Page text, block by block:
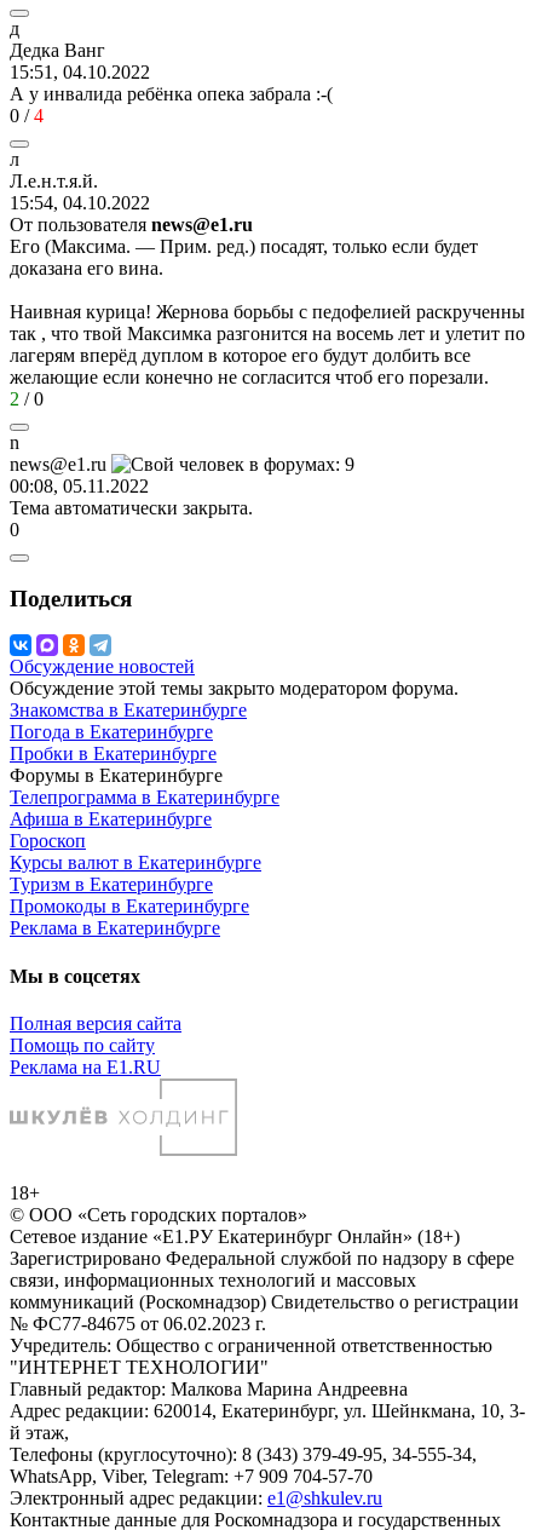
д
Дедка Ванг
15:51, 04.10.2022
А у инвалида ребёнка опека забрала :-(
0 /4
л
Л.е.н.т.я.й.
15:54, 04.10.2022
От пользователя news@e1.ru
Его (Максима. — Прим. ред.) посадят, только если будет
доказана его вина.
Наивная курица! Жернова борьбы с педофелией раскрученны
так , что твой Максимка разгонится на восемь лет и улетит по
лагерям вперёд дуплом в которое его будут долбить все
желающие если конечно не согласится чтоб его порезали.
2 /0
n
news@e1.ru
00:08, 05.11.2022
Тема автоматически закрыта.
0
Поделиться
Обсуждение новостей
Обсуждение этой темы закрыто модератором форума.
Знакомства в Екатеринбурге
Погода в Екатеринбурге
Пробки в Екатеринбурге
Форумы в Екатеринбурге
Телепрограмма в Екатеринбурге
Афиша в Екатеринбурге
Гороскоп
Курсы валют в Екатеринбурге
Туризм в Екатеринбурге
Промокоды в Екатеринбурге
Реклама в Екатеринбурге
Мы в соцсетях
Полная версия сайта
Помощь по сайту
Реклама на E1.RU
18+
© ООО «Сеть городских порталов»
Сетевое издание «Е1.РУ Екатеринбург Онлайн» (18+)
Зарегистрировано Федеральной службой по надзору в сфере
связи, информационных технологий и массовых
коммуникаций (Роскомнадзор) Свидетельство о регистрации
№ ФС77-84675 от 06.02.2023 г.
Учредитель: Общество с ограниченной ответственностью
"ИНТЕРНЕТ ТЕХНОЛОГИИ"
Главный редактор: Малкова Марина Андреевна
Адрес редакции: 620014, Екатеринбург, ул. Шейнкмана, 10, 3-
й этаж,
Телефоны (круглосуточно): 8 (343) 379-49-95, 34-555-34,
WhatsApp, Viber, Telegram: +7 909 704-57-70
Электронный адрес редакции: e1@shkulev.ru
Контактные данные для Роскомнадзора и государственных